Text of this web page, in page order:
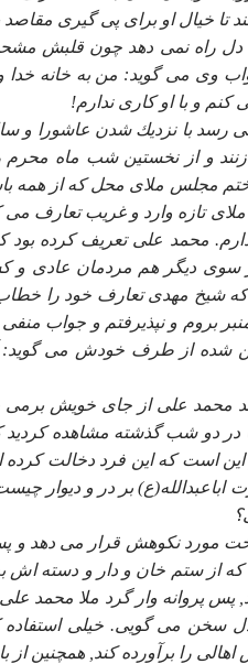
تا خيال او براى پى گيرى
دل راه نمى دهد چون قلبش
وى مى گويد: من به خانه خدا
كنم و با او كارى ندارم!
با نزديك شدن عاشورا و
و از نخستين شب ماه
ختم مجلس ملاى محل كه از همه
تازه وارد و غريب تعارف مى
محمد على تعريف كرده
سوى ديگر هم مردمان عادى و
شيخ مهدى تعارف خود را
بروم و نپذيرفتم و جواب
شده از طرف خودش مى گويد:
محمد على از جاى خويش برمى
دو شب گذشته مشاهده كرديد كه
اين است كه اين فرد دخالت
بر در و ديوار
مورد نكوهش قرار مى دهد و
از ستم خان و دار و دسته اش
پس پروانه وار گرد ملا محمد
دل سخن مى گويى. خيلى
را برآورده كند, همچنين